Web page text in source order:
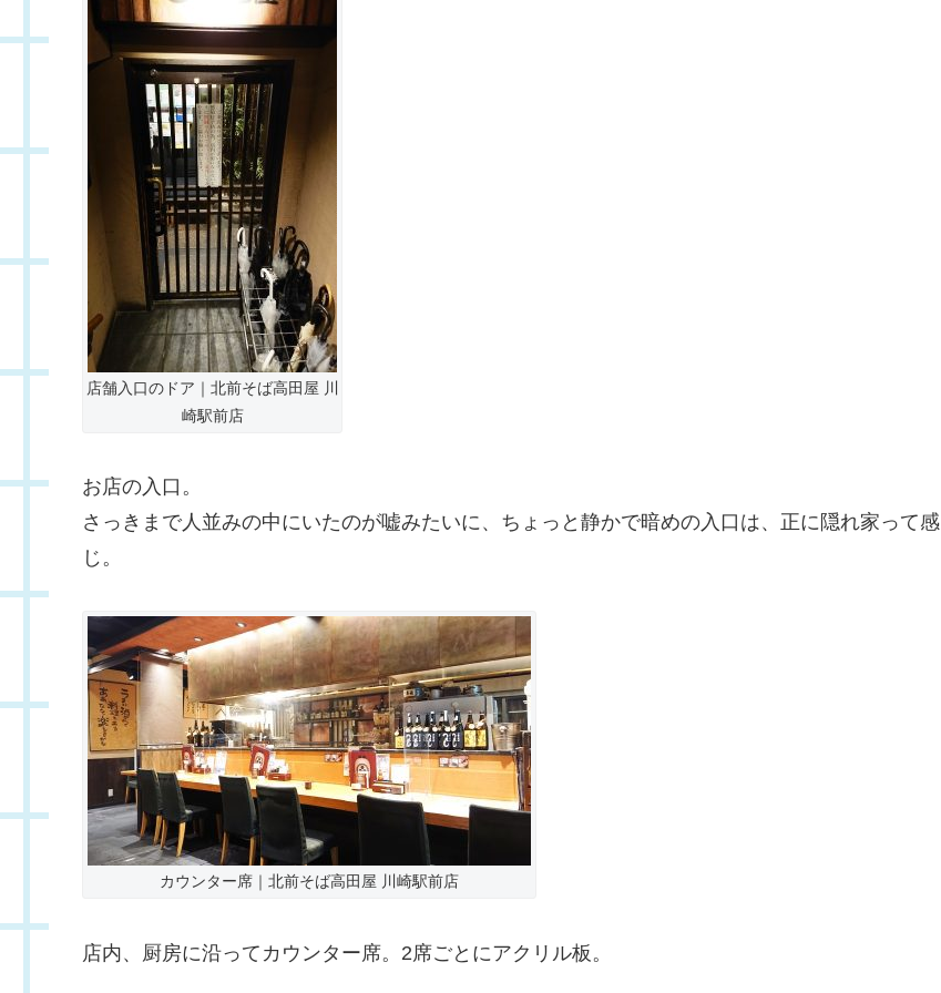
店舗入口のドア｜北前そば高田屋 川
崎駅前店
お店の入口。
さっきまで人並みの中にいたのが嘘みたいに、ちょっと静かで暗めの入口は、正に隠れ家って感
じ。
カウンター席｜北前そば高田屋 川崎駅前店
店内、厨房に沿ってカウンター席。2席ごとにアクリル板。